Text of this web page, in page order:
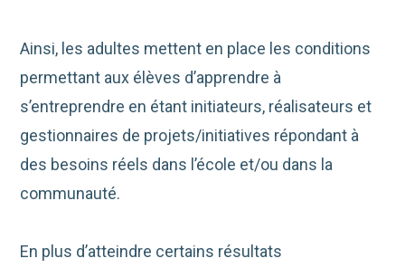
Ainsi, les adultes mettent en place les conditions
permettant aux élèves d’apprendre à
s’entreprendre en étant initiateurs, réalisateurs et
gestionnaires de projets/initiatives répondant à
des besoins réels dans l’école et/ou dans la
communauté.
En plus d’atteindre certains résultats